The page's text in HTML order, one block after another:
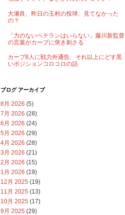
大瀬良、昨日の玉村の投球、見てなかった
の？
「力のないベテランはいらない」藤川新監督
の言葉がカープに突き刺さる
カープ8人に戦力外通告、それ以上にどす黒
いポジションコロコロの話
ブログ アーカイブ
8月 2026 (5)
7月 2026 (28)
6月 2026 (24)
5月 2026 (29)
4月 2026 (28)
3月 2026 (21)
2月 2026 (15)
1月 2026 (19)
12月 2025 (19)
11月 2025 (13)
10月 2025 (17)
9月 2025 (29)